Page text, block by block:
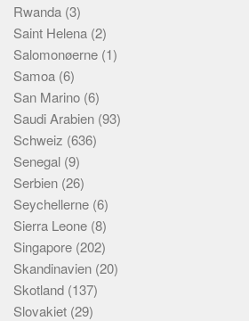
Rwanda (3)
Saint Helena (2)
Salomonøerne (1)
Samoa (6)
San Marino (6)
Saudi Arabien (93)
Schweiz (636)
Senegal (9)
Serbien (26)
Seychellerne (6)
Sierra Leone (8)
Singapore (202)
Skandinavien (20)
Skotland (137)
Slovakiet (29)